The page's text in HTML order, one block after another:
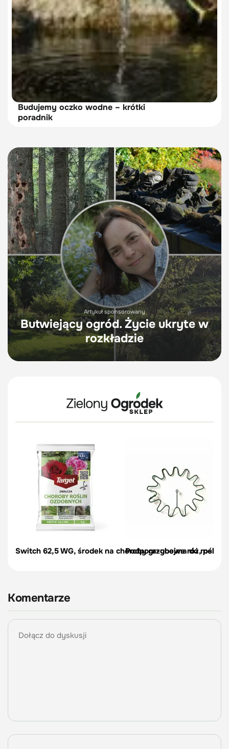
Budujemy oczko wodne – krótki
poradnik
Artykuł sponsorowany
Butwiejący ogród. Życie ukryte w
rozkładzie
Switch 62,5 WG, środek na choroby grzybowe róż,
Podpora-obejma do roślin,
Komentarze